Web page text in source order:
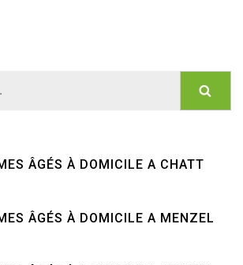
ÂGÉS À DOMICILE A CHATT
ÂGÉS À DOMICILE A MENZEL